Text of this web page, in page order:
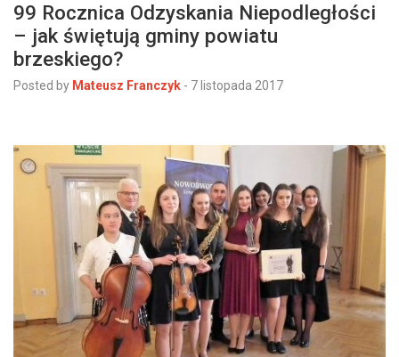
99 Rocznica Odzyskania Niepodległości
– jak świętują gminy powiatu
brzeskiego?
Posted by Mateusz Franczyk - 7 listopada 2017